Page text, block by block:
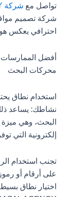
تواصل مع شركة RAPIDGAZAL AGENCY
شركة تصميم مواقع
احترافي يعكس هويتك
أفضل الممارسات
محركات البحث
استخدام نطاق
نشاطك: يساعد
البحث، وهي ميزة
إلكترونية التي توفرها RAPIDGAZAL AGENCY.
تجنب استخدام
على أرقام أو
اختيار نطاق بسيط